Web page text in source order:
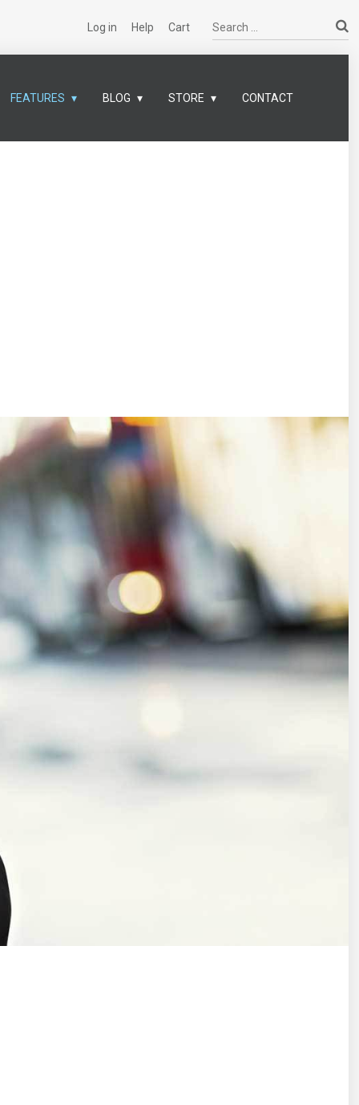
Help Cart
Log in
FEATURES BLOG STORE CONTACT